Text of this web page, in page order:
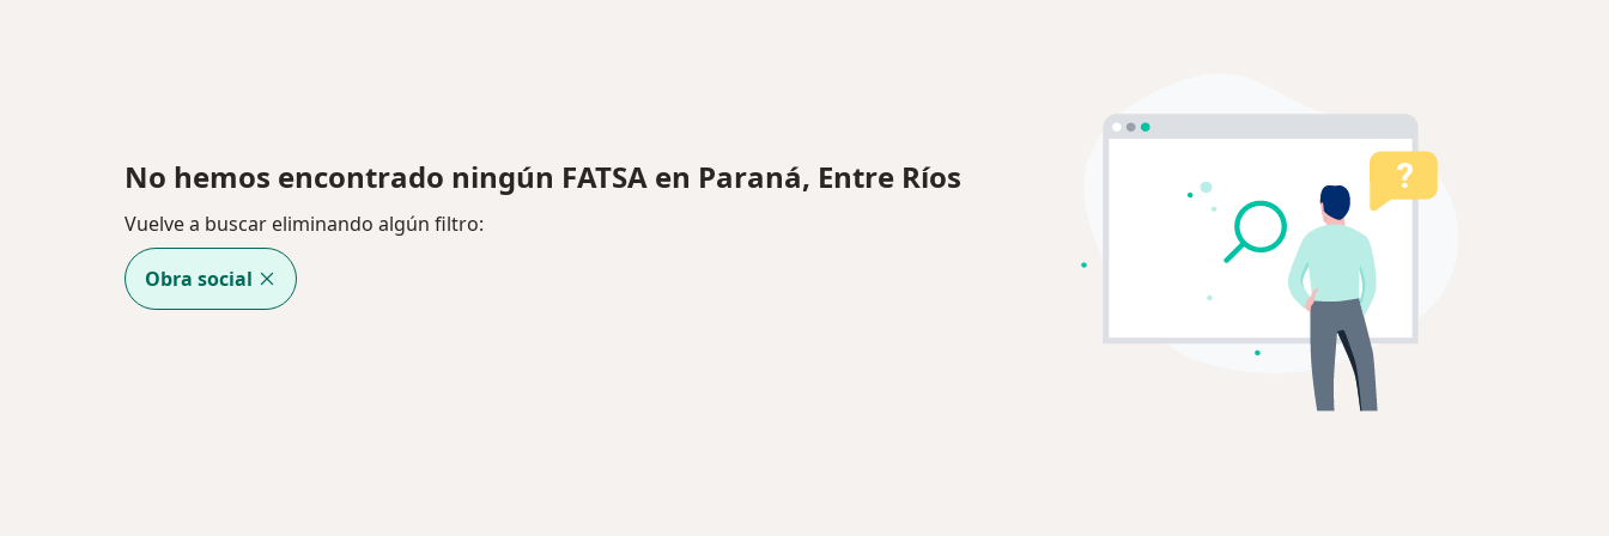
No hemos encontrado ningún FATSA en Paraná, Entre Ríos
Vuelve a buscar eliminando algún filtro:
Obra social